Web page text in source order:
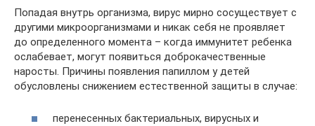
Попадая внутрь организма, вирус мирно сосуществует с
другими микроорганизмами и никак себя не проявляет
до определенного момента – когда иммунитет ребенка
ослабевает, могут появиться доброкачественные
наросты. Причины появления папиллом у детей
обусловлены снижением естественной защиты в случае:
перенесенных бактериальных, вирусных и